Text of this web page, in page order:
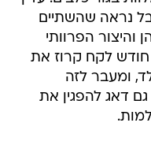
נראה שהשתיים
הפרוותי
חודש לקח קרוז את
ומעבר לזה
דאג להפגין את